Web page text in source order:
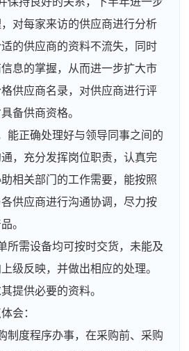
对每家来访的供应商进行分析
的供应商的资料不流失，同时
息的掌握，从而进一步扩大市
供应商名录，对供应商进行评
具备供商资格。
能正确处理好与领导同事之间的
，充分发挥岗位职责，认真完
相关部门的工作需要，能按照
供应商进行沟通协调，尽力按
产品。
所需设备均可按时交货，未能及
级反映，并做出相应的处理。
其提供必要的资料。
点体会：
制度程序办事，在采购前、采购